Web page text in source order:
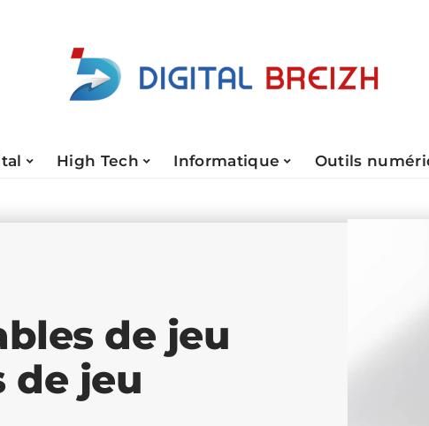
High Tech Informatique Outils
de jeu
de jeu